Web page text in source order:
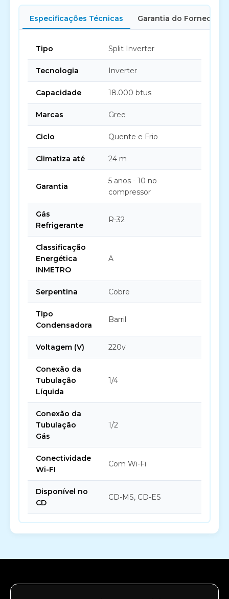
Especificações Técnicas Garantia do Fornecedor
Tipo Split Inverter
Tecnologia Inverter
Capacidade 18.000 btus
Marcas Gree
Ciclo Quente e Frio
Climatiza até 24 m
Garantia
5 anos - 10 no
compressor
Gás
Refrigerante
R-32
Classificação
Energética
INMETRO
A
Serpentina Cobre
Tipo
Condensadora
Barril
Voltagem (V) 220v
Conexão da
Tubulação
Líquida
1/4
Conexão da
Tubulação
Gás
1/2
Conectividade
Wi-FI
Com Wi-Fi
Disponível no
CD
CD-MS, CD-ES